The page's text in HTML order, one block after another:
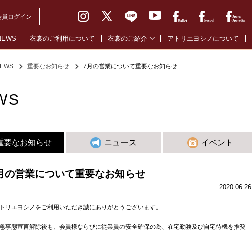
員ログイン
衣裳のご利用について 衣裳のご紹介 アトリエヨシノについて
重要なお知らせ 7月の営業について重要なお知らせ
要なお知らせ ニュース イベント
の営業について重要なお知らせ
2020.06.26
リエヨシノをご利用いただき誠にありがとうございます。
事態宣言解除後も、会員様ならびに従業員の安全確保の為、在宅勤務及び自宅待機を推奨